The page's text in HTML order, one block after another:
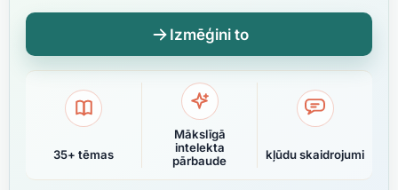
Izmēģini to
35+ tēmas
Mākslīgā
intelekta
pārbaude
kļūdu skaidrojumi